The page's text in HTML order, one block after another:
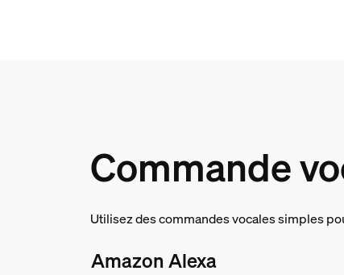
Commande
Utilisez des commandes vocales simples
Amazon Alexa